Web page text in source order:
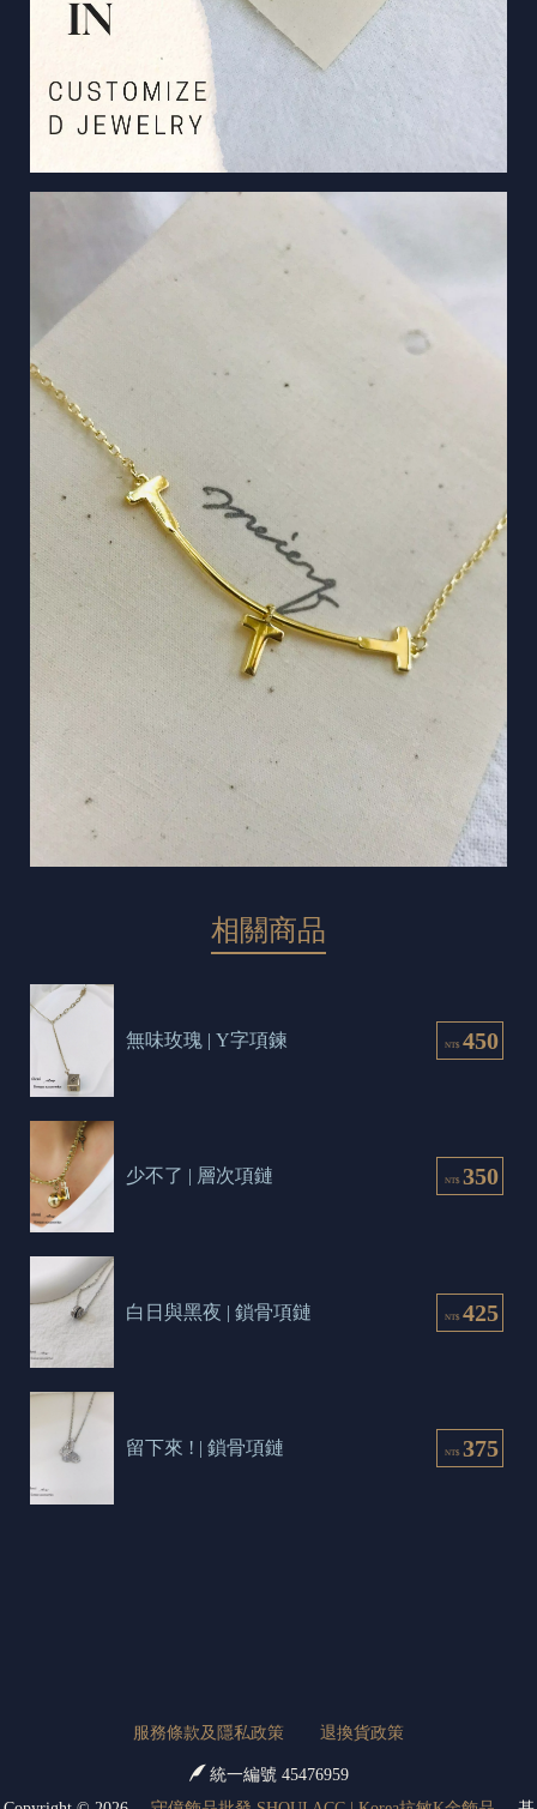
相關商品
NT$ 450
無味玫瑰 | Y字項鍊
NT$ 350
少不了 | 層次項鏈
NT$ 425
白日與黑夜 | 鎖骨項鏈
NT$ 375
留下來 ! | 鎖骨項鏈
服務條款及隱私政策 退換貨政策
統一編號 45476959